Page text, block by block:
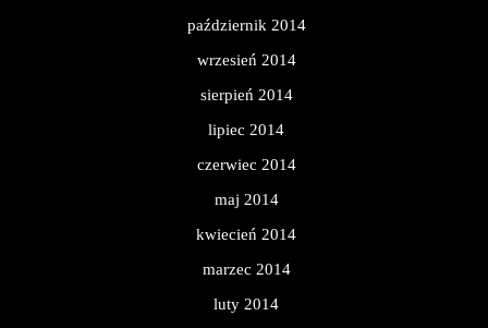
październik 2014
wrzesień 2014
sierpień 2014
lipiec 2014
czerwiec 2014
maj 2014
kwiecień 2014
marzec 2014
luty 2014